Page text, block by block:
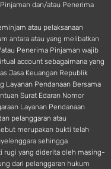
dan/atau Penerima
atau pelaksanaan
antara atau yang melibatkan
Penerima Pinjaman wajib
account sebagaimana yang
Jasa Keuangan Republik
Layanan Pendanaan Bersama
Surat Edaran Nomor
Layanan Pendanaan
pelanggaran atau
merupakan bukti telah
sehingga
rugi yang diderita oleh masing-
dari pelanggaran hukum